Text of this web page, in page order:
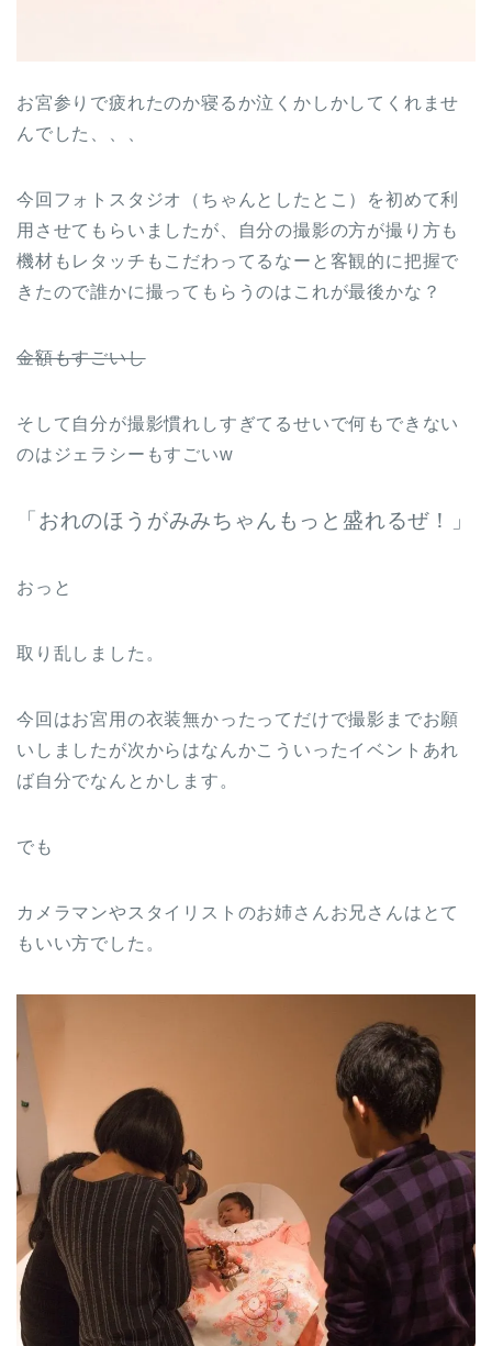
お宮参りで疲れたのか寝るか泣くかしかしてくれませ
んでした、、、
今回フォトスタジオ（ちゃんとしたとこ）を初めて利
用させてもらいましたが、自分の撮影の方が撮り方も
機材もレタッチもこだわってるなーと客観的に把握で
きたので誰かに撮ってもらうのはこれが最後かな？
金額もすごいし
そして自分が撮影慣れしすぎてるせいで何もできない
のはジェラシーもすごいw
「おれのほうがみみちゃんもっと盛れるぜ！」
おっと
取り乱しました。
今回はお宮用の衣装無かったってだけで撮影までお願
いしましたが次からはなんかこういったイベントあれ
ば自分でなんとかします。
でも
カメラマンやスタイリストのお姉さんお兄さんはとて
もいい方でした。